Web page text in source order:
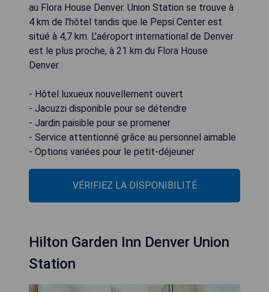
au Flora House Denver. Union Station se trouve à
4 km de l'hôtel tandis que le Pepsi Center est
situé à 4,7 km. L'aéroport international de Denver
est le plus proche, à 21 km du Flora House
Denver.
- Hôtel luxueux nouvellement ouvert
- Jacuzzi disponible pour se détendre
- Jardin paisible pour se promener
- Service attentionné grâce au personnel aimable
- Options variées pour le petit-déjeuner
VÉRIFIEZ LA DISPONIBILITÉ
Hilton Garden Inn Denver Union
Station